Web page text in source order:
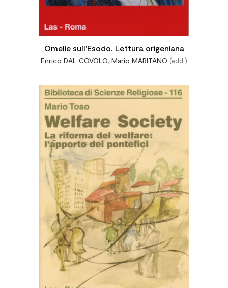
Omelie sull'Esodo. Lettura origeniana
Enrico DAL COVOLO, Mario MARITANO (edd.)